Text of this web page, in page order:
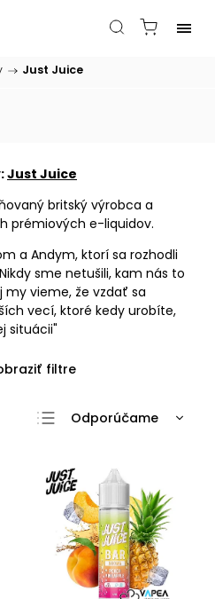
/ Just Juice
Just Juice
britský výrobca a
prémiových e-liquidov.
a Andym, ktorí sa rozhodli
sme netušili, kam nás to
my vieme, že vzdať sa
vecí, ktoré kedy urobíte,
situácii"
Odporúčame
Najdrahšie
Najpredávanejšie
Abecedne